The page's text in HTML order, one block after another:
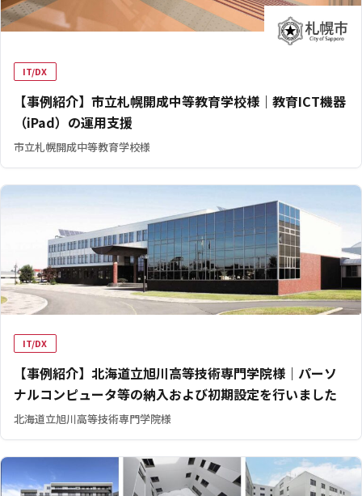
IT/DX
【事例紹介】市立札幌開成中等教育学校様｜教育ICT機器
（iPad）の運用支援
市立札幌開成中等教育学校様
IT/DX
【事例紹介】北海道立旭川高等技術専門学院様｜パーソ
ナルコンピュータ等の納入および初期設定を行いました
北海道立旭川高等技術専門学院様